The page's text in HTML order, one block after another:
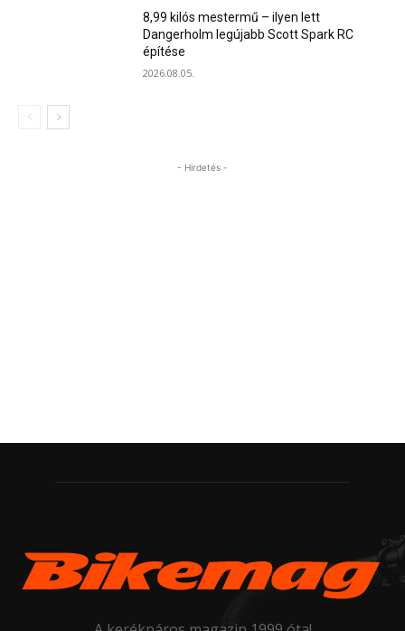
8,99 kilós mestermű – ilyen lett
Dangerholm legújabb Scott Spark RC
építése
2026.08.05.
- Hirdetés -